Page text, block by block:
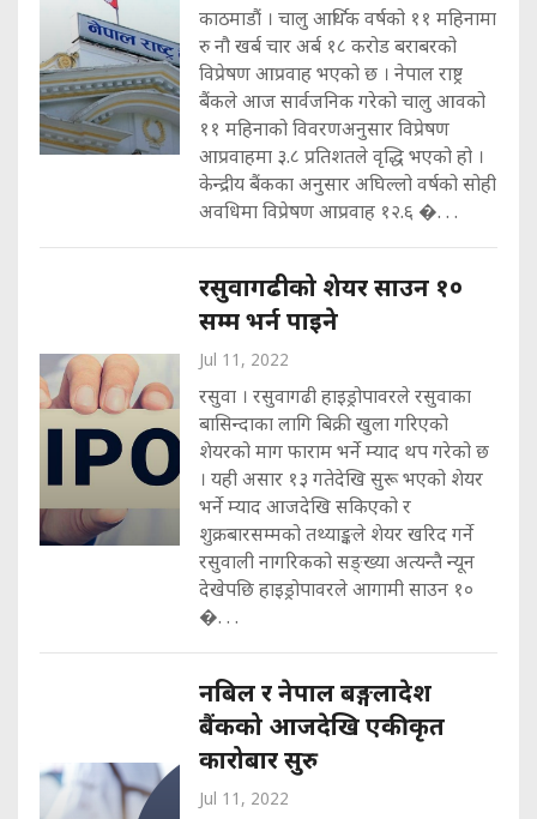
काठमाडौं । चालु आर्थिक वर्षको ११ महिनामा
रु नौ खर्ब चार अर्ब १८ करोड बराबरको
विप्रेषण आप्रवाह भएको छ । नेपाल राष्ट्र
बैंकले आज सार्वजनिक गरेको चालु आवको
११ महिनाको विवरणअनुसार विप्रेषण
आप्रवाहमा ३.८ प्रतिशतले वृद्धि भएको हो ।
केन्द्रीय बैंकका अनुसार अघिल्लो वर्षको सोही
अवधिमा विप्रेषण आप्रवाह १२.६ �. . .
रसुवागढीको शेयर साउन १०
सम्म भर्न पाइने
Jul 11, 2022
रसुवा । रसुवागढी हाइड्रोपावरले रसुवाका
बासिन्दाका लागि बिक्री खुला गरिएको
शेयरको माग फाराम भर्ने म्याद थप गरेको छ
। यही असार १३ गतेदेखि सुरू भएको शेयर
भर्ने म्याद आजदेखि सकिएको र
शुक्रबारसम्मको तथ्याङ्कले शेयर खरिद गर्ने
रसुवाली नागरिकको सङ्ख्या अत्यन्तै न्यून
देखेपछि हाइड्रोपावरले आगामी साउन १०
�. . .
नबिल र नेपाल बङ्गलादेश
बैंकको आजदेखि एकीकृत
कारोबार सुरु
Jul 11, 2022